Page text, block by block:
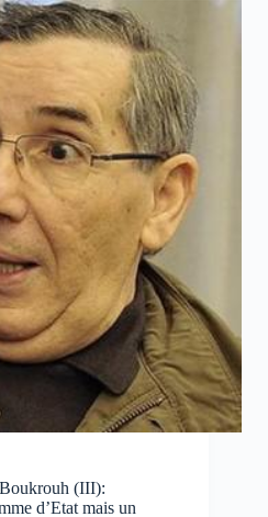
(III):
d’Etat mais un